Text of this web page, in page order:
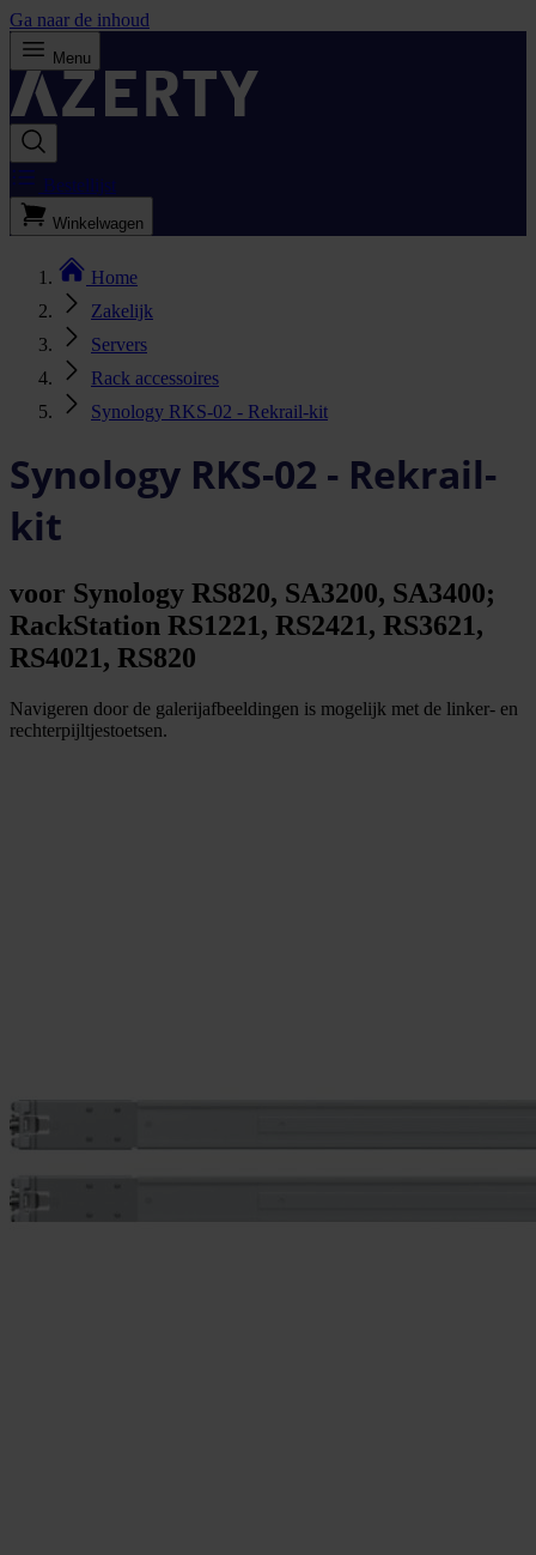
Ga naar de inhoud
Menu
Bestellijst
Winkelwagen
Home
Zakelijk
Servers
Rack accessoires
Synology RKS-02 - Rekrail-kit
Synology RKS-02 - Rekrail-
kit
voor Synology RS820, SA3200, SA3400;
RackStation RS1221, RS2421, RS3621,
RS4021, RS820
Navigeren door de galerijafbeeldingen is mogelijk met de linker- en
rechterpijltjestoetsen.